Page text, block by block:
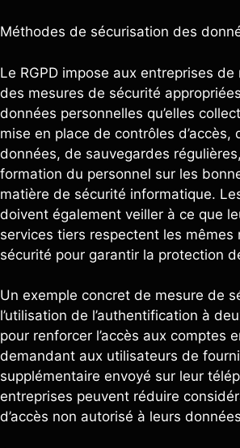
Méthodes de sécurisation des
Le RGPD impose aux entreprises
des mesures de sécurité
données personnelles qu’elles
mise en place de contrôles d’accès,
données, de sauvegardes
formation du personnel sur les
matière de sécurité informatique.
doivent également veiller à ce que
services tiers respectent les mêmes
sécurité pour garantir la protection
Un exemple concret de mesure de
l’utilisation de l’authentification à
pour renforcer l’accès aux comptes
demandant aux utilisateurs de
supplémentaire envoyé sur leur
entreprises peuvent réduire
d’accès non autorisé à leurs